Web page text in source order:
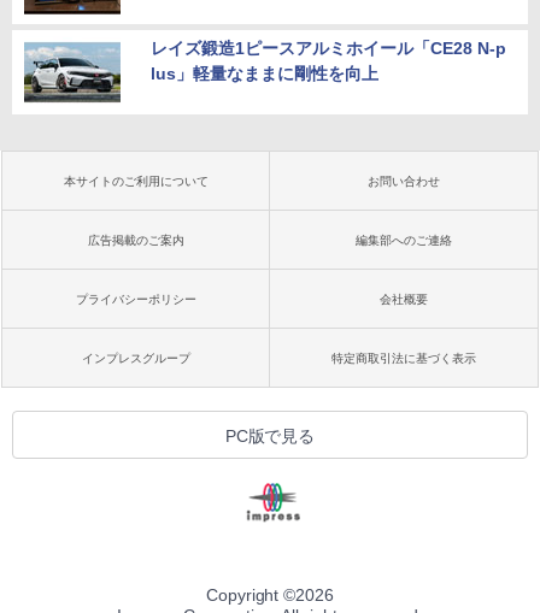
レイズ鍛造1ピースアルミホイール「CE28 N-p
lus」軽量なままに剛性を向上
本サイトのご利用について お問い合わせ
広告掲載のご案内 編集部へのご連絡
プライバシーポリシー 会社概要
インプレスグループ 特定商取引法に基づく表示
PC版で見る
Copyright ©2026